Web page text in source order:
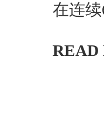
在连
READ